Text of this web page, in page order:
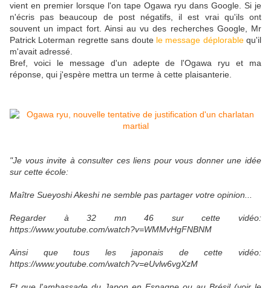
vient en premier lorsque l'on tape Ogawa ryu dans Google. Si je
n'écris pas beaucoup de post négatifs, il est vrai qu'ils ont
souvent un impact fort. Ainsi au vu des recherches Google, Mr
Patrick Loterman regrette sans doute le message déplorablequ'il
m'avait adressé.
Bref, voici le message d'un adepte de l'Ogawa ryu et ma
réponse, qui j'espère mettra un terme à cette plaisanterie.
"Je vous invite à consulter ces liens pour vous donner une idée
sur cette école:
Maître Sueyoshi Akeshi ne semble pas partager votre opinion...
Regarder à 32 mn 46 sur cette vidéo:
https://www.youtube.com/watch?v=WMMvHgFNBNM
Ainsi que tous les japonais de cette vidéo:
https://www.youtube.com/watch?v=eUvlw6vgXzM